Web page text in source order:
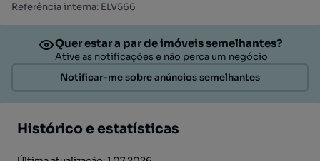
Referência interna: ELV566
Quer estar a par de imóveis semelhantes?
Ative as notificações e não perca um negócio
Notificar-me sobre anúncios semelhantes
Histórico e estatísticas